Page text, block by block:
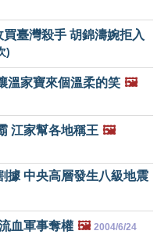
臺灣殺手 胡錦濤婉拒入
)
溫家寶來個溫柔的笑 🖼️
江家幫各地稱王 🖼️
據 中央高層發生八級地震
血軍事奪權 🖼️ 2004/6/24